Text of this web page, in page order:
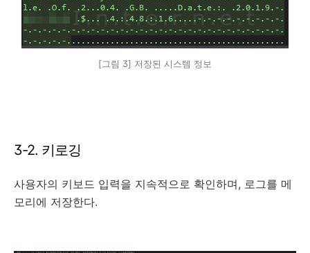
[그림 3] 저장된 시스템 정보
3-2. 키로깅
사용자의 키보드 입력을 지속적으로 확인하며, 로그를 메
모리에 저장한다.